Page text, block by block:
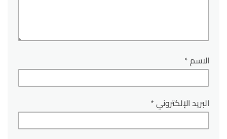
الاسم*
البريد الإلكتروني*